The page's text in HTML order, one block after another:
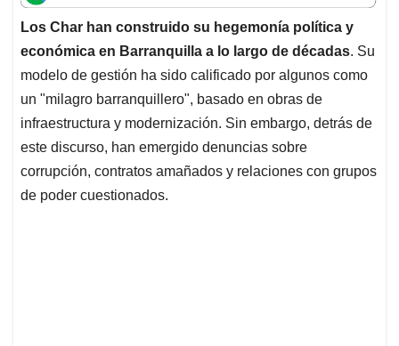
t
s
A
p
p
e
b
o
o
k
k
e
d
I
n
i
l
e
a
d
s
Los Char han construido su hegemonía política y
económica en Barranquilla a lo largo de décadas. Su
modelo de gestión ha sido calificado por algunos como
un "milagro barranquillero", basado en obras de
infraestructura y modernización. Sin embargo, detrás de
este discurso, han emergido denuncias sobre
corrupción, contratos amañados y relaciones con grupos
de poder cuestionados.